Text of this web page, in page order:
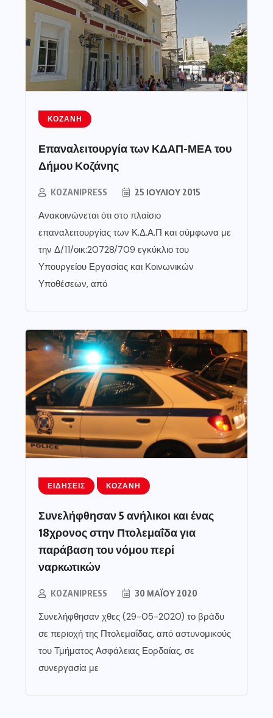
ΚΟΖΆΝΗ
Επαναλειτουργία των ΚΔΑΠ-ΜΕΑ του
Δήμου Κοζάνης
KOZANIPRESS 25 ΙΟΥΛΊΟΥ 2015
Ανακοινώνεται ότι στο πλαίσιο
επαναλειτουργίας των Κ.Δ.Α.Π και σύμφωνα με
την Δ/11/οικ:20728/709 εγκύκλιο του
Υπουργείου Εργασίας και Κοινωνικών
Υποθέσεων, από
ΕΙΔΉΣΕΙΣ ΚΟΖΆΝΗ
Συνελήφθησαν 5 ανήλικοι και ένας
18χρονος στην Πτολεμαΐδα για
παράβαση του νόμου περί
ναρκωτικών
KOZANIPRESS 30 ΜΑΪ́ΟΥ 2020
Συνελήφθησαν χθες (29-05-2020) το βράδυ
σε περιοχή της Πτολεμαΐδας, από αστυνομικούς
του Τμήματος Ασφάλειας Εορδαίας, σε
συνεργασία με